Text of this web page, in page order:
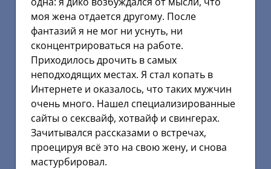
моя жена отдается другому. После
фантазий я не мог ни уснуть, ни
сконцентрироваться на работе.
Приходилось дрочить в самых
неподходящих местах. Я стал копать в
Интернете и оказалось, что таких мужчин
очень много. Нашел специализированные
сайты о сексвайф, хотвайф и свингерах.
Зачитывался рассказами о встречах,
проецируя всё это на свою жену, и снова
мастурбировал.